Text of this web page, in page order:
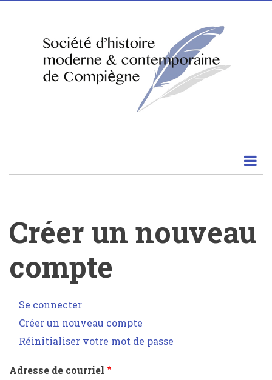
principal
Créer un nouveau
compte
Onglets
principaux
Se connecter
Créer un nouveau compte
actif)
Réinitialiser votre mot de passe
Adresse de courriel